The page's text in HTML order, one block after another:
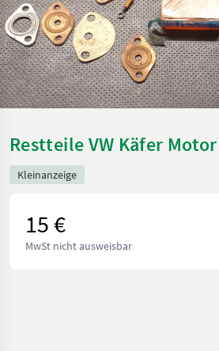
Restteile VW Käfer Motor
Kleinanzeige
15 €
MwSt nicht ausweisbar